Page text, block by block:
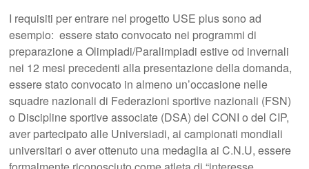
I requisiti per entrare nel progetto USE plus sono ad
esempio: essere stato convocato nei programmi di
preparazione a Olimpiadi/Paralimpiadi estive od invernali
nei 12 mesi precedenti alla presentazione della domanda,
essere stato convocato in almeno un’occasione nelle
squadre nazionali di Federazioni sportive nazionali (FSN)
o Discipline sportive associate (DSA) del CONI o del CIP,
aver partecipato alle Universiadi, ai campionati mondiali
universitari o aver ottenuto una medaglia ai C.N.U, essere